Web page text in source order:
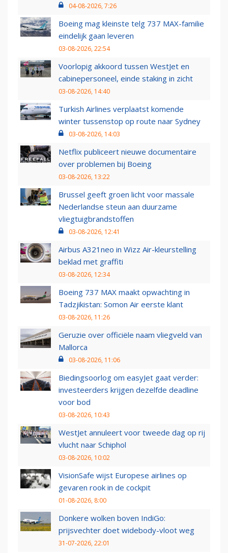
04-08-2026, 7:26
Boeing mag kleinste telg 737 MAX-familie
eindelijk gaan leveren
03-08-2026, 22:54
Voorlopig akkoord tussen WestJet en
cabinepersoneel, einde staking in zicht
03-08-2026, 14:40
Turkish Airlines verplaatst komende
winter tussenstop op route naar Sydney
03-08-2026, 14:03
Netflix publiceert nieuwe documentaire
over problemen bij Boeing
03-08-2026, 13:22
Brussel geeft groen licht voor massale
Nederlandse steun aan duurzame
vliegtuigbrandstoffen
03-08-2026, 12:41
Airbus A321neo in Wizz Air-kleurstelling
beklad met graffiti
03-08-2026, 12:34
Boeing 737 MAX maakt opwachting in
Tadzjikistan: Somon Air eerste klant
03-08-2026, 11:26
Geruzie over officiële naam vliegveld van
Mallorca
03-08-2026, 11:06
Biedingsoorlog om easyJet gaat verder:
investeerders krijgen dezelfde deadline
voor bod
03-08-2026, 10:43
WestJet annuleert voor tweede dag op rij
vlucht naar Schiphol
03-08-2026, 10:02
VisionSafe wijst Europese airlines op
gevaren rook in de cockpit
01-08-2026, 8:00
Donkere wolken boven IndiGo:
prijsvechter doet widebody-vloot weg
31-07-2026, 22:01